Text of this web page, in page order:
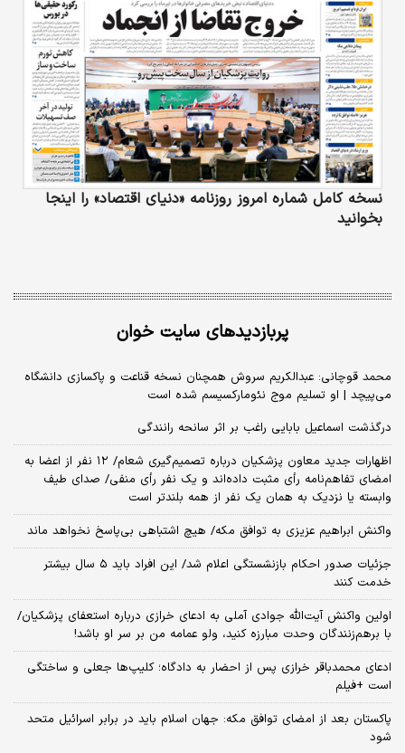
نسخه کامل شماره امروز روزنامه «دنیای‌ اقتصاد» را اینجا
بخوانید
پربازدیدهای سایت خوان
محمد قوچانی: عبدالکریم سروش همچنان نسخه قناعت و پاکسازی دانشگاه
می‌پیچد | او تسلیم موج نئومارکسیسم شده است
درگذشت اسماعیل بابایی راغب بر اثر سانحه رانندگی
اظهارات جدید معاون پزشکیان درباره تصمیم‌گیری شعام/ ۱۲ نفر از اعضا به
امضای تفاهم‌نامه رأی مثبت داده‌اند و یک نفر رأی منفی/ صدای طیف
وابسته یا نزدیک به همان یک نفر از همه بلندتر است
واکنش ابراهیم عزیزی به توافق مکه/ هیچ اشتباهی بی‌پاسخ نخواهد ماند
جزئیات صدور احکام بازنشستگی اعلام شد/ این افراد باید ۵ سال بیشتر
خدمت کنند
اولین واکنش آیت‌الله جوادی آملی به ادعای خرازی درباره استعفای پزشکیان/
با برهم‌زنندگان وحدت مبارزه کنید، ولو عمامه من بر سر او باشد!
ادعای محمدباقر خرازی پس از احضار به دادگاه؛ کلیپ‌ها جعلی و ساختگی
است +فیلم
پاکستان بعد از امضای توافق مکه: جهان اسلام باید در برابر اسرائیل متحد
شود